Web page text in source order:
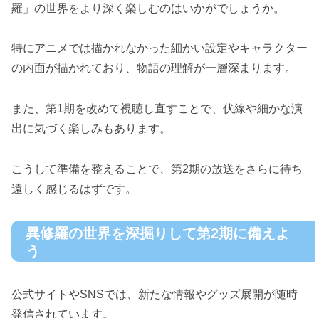
羅」の世界をより深く楽しむのはいかがでしょうか。
特にアニメでは描かれなかった細かい設定やキャラクター
の内面が描かれており、物語の理解が一層深まります。
また、第1期を改めて視聴し直すことで、伏線や細かな演
出に気づく楽しみもあります。
こうして準備を整えることで、第2期の放送をさらに待ち
遠しく感じるはずです。
異修羅の世界を深掘りして第2期に備えよ
う
公式サイトやSNSでは、新たな情報やグッズ展開が随時
発信されています。